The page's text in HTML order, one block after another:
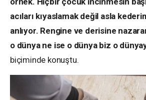
acıları kıyaslamak değil asla
anlıyor. Rengine ve derisine
o dünya ne ise o dünya biz o
biçiminde konuştu.